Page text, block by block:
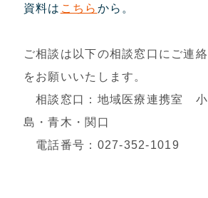
資料は こちら から。
ご相談は以下の相談窓口にご連絡
をお願いいたします。
相談窓口：地域医療連携室 小
島・青木・関口
電話番号：027-352-1019